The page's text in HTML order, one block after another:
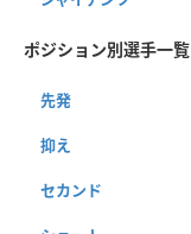
ポジション別選手一覧
先発
抑え
セカンド